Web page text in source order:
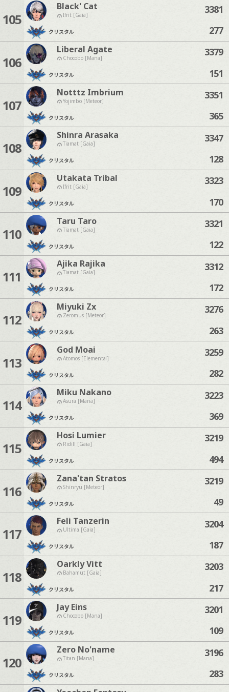
105
Black' Cat
Ifrit [Gaia]
クリスタル
3381
277
106
Liberal Agate
Chocobo [Mana]
クリスタル
3379
151
107
Notttz Imbrium
Yojimbo [Meteor]
クリスタル
3351
365
108
Shinra Arasaka
Tiamat [Gaia]
クリスタル
3347
128
109
Utakata Tribal
Ifrit [Gaia]
クリスタル
3323
170
110
Taru Taro
Tiamat [Gaia]
クリスタル
3321
122
111
Ajika Rajika
Tiamat [Gaia]
クリスタル
3312
172
112
Miyuki Zx
Zeromus [Meteor]
クリスタル
3276
263
113
God Moai
Atomos [Elemental]
クリスタル
3259
282
114
Miku Nakano
Asura [Mana]
クリスタル
3223
369
115
Hosi Lumier
Ridill [Gaia]
クリスタル
3219
494
116
Zana'tan Stratos
Shinryu [Meteor]
クリスタル
3219
49
117
Feli Tanzerin
Ultima [Gaia]
クリスタル
3204
187
118
Oarkly Vitt
Bahamut [Gaia]
クリスタル
3203
217
119
Jay Eins
Chocobo [Mana]
クリスタル
3201
109
120
Zero No'name
Titan [Mana]
クリスタル
3196
283